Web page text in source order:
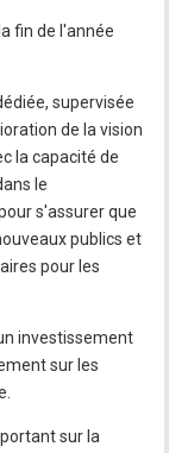
fin de l'année
supervisée
de la vision
la capacité de
le
s'assurer que
publics et
pour les
investissement
sur les
sur la